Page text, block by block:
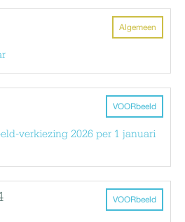
Algemeen
VOORbeeld
verkiezing 2026 per 1 januari
VOORbeeld